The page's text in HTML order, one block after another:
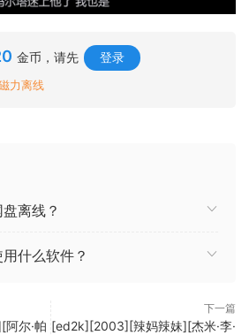
金币，请先 登录
力离线
离线？
什么软件？
尔·帕
下一篇
[ed2k][2003][辣妈辣妹][杰米·李·